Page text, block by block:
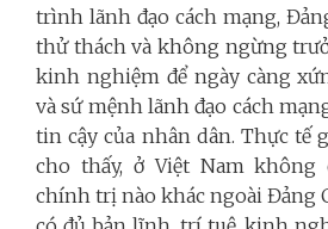
trình lãnh đạo cách mạng,
thử thách và không ngừng
kinh nghiệm để ngày càng
và sứ mệnh lãnh đạo cách
tin cậy của nhân dân. Thực tế
cho thấy, ở Việt Nam
chính trị nào khác ngoài Đảng